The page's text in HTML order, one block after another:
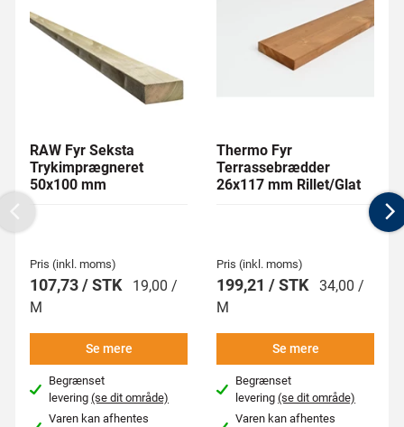
RAW Fyr Seksta
Trykimprægneret
50x100 mm
Pris (inkl. moms)
107,73 / STK
19,00 /
M
Se mere
Begrænset
levering(se dit område)
Varen kan afhentes
Thermo Fyr
Terrassebrædder
26x117 mm Rillet/Glat
Pris (inkl. moms)
199,21 / STK 34,00 /
M
Se mere
Begrænset
levering(se dit område)
Varen kan afhentes
Previous